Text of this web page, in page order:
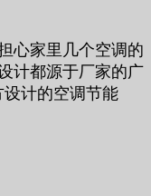
心家里几个空调的
计都源于厂家的广
计的空调节能